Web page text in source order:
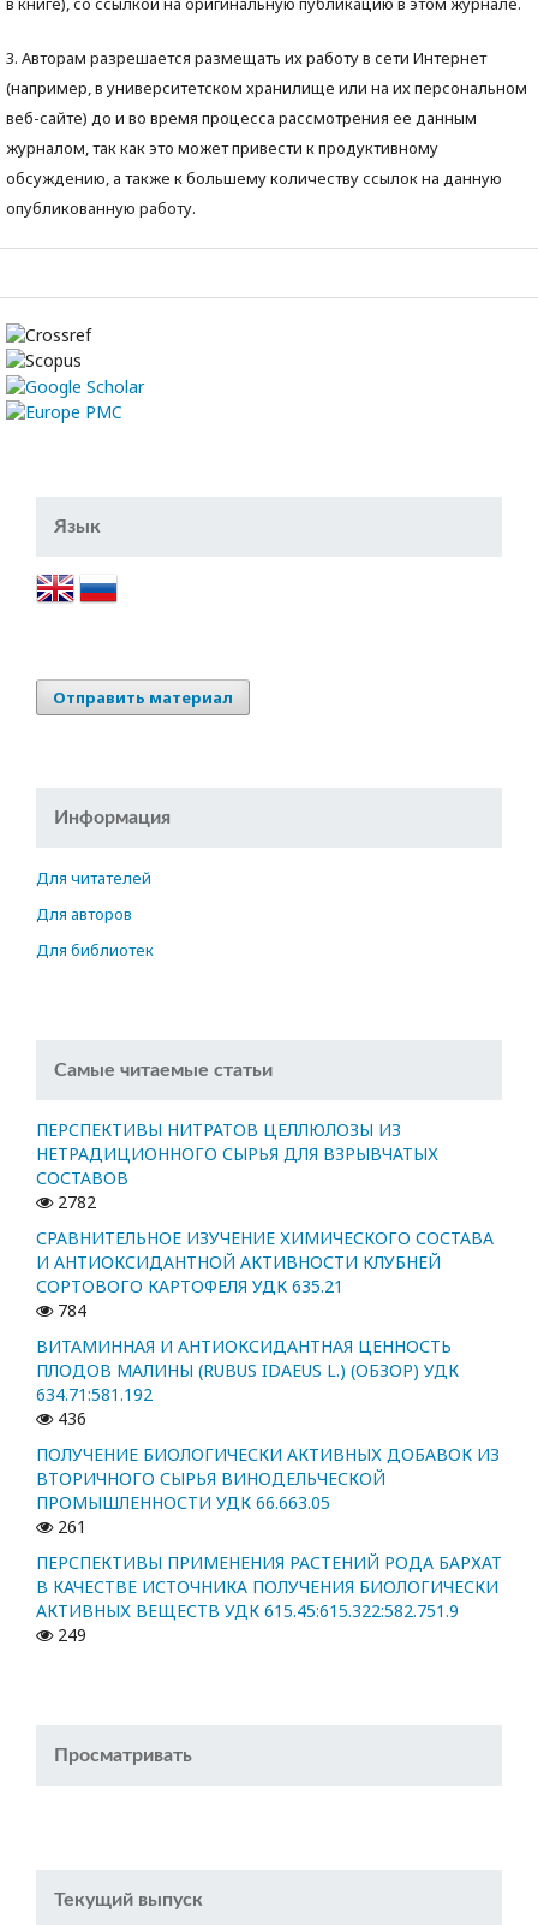
3. Авторам разрешается размещать их работу в сети Интернет
(например, в университетском хранилище или на их персональном
веб-сайте) до и во время процесса рассмотрения ее данным
журналом, так как это может привести к продуктивному
обсуждению, а также к большему количеству ссылок на данную
опубликованную работу.
Язык
Отправить материал
Информация
Для читателей
Для авторов
Для библиотек
Самые читаемые статьи
ПЕРСПЕКТИВЫ НИТРАТОВ ЦЕЛЛЮЛОЗЫ ИЗ
НЕТРАДИЦИОННОГО СЫРЬЯ ДЛЯ ВЗРЫВЧАТЫХ
СОСТАВОВ
2782
СРАВНИТЕЛЬНОЕ ИЗУЧЕНИЕ ХИМИЧЕСКОГО СОСТАВА
И АНТИОКСИДАНТНОЙ АКТИВНОСТИ КЛУБНЕЙ
СОРТОВОГО КАРТОФЕЛЯ УДК 635.21
784
ВИТАМИННАЯ И АНТИОКСИДАНТНАЯ ЦЕННОСТЬ
ПЛОДОВ МАЛИНЫ (RUBUS IDAEUS L.) (ОБЗОР) УДК
634.71:581.192
436
ПОЛУЧЕНИЕ БИОЛОГИЧЕСКИ АКТИВНЫХ ДОБАВОК ИЗ
ВТОРИЧНОГО СЫРЬЯ ВИНОДЕЛЬЧЕСКОЙ
ПРОМЫШЛЕННОСТИ УДК 66.663.05
261
ПЕРСПЕКТИВЫ ПРИМЕНЕНИЯ РАСТЕНИЙ РОДА БАРХАТ
В КАЧЕСТВЕ ИСТОЧНИКА ПОЛУЧЕНИЯ БИОЛОГИЧЕСКИ
АКТИВНЫХ ВЕЩЕСТВ УДК 615.45:615.322:582.751.9
249
Просматривать
Текущий выпуск